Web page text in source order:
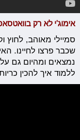
אימוג'י לא רק
סמיילי מאוהב, לחוץ
שכבר פרצו לחיינו.
נמצאים ומהיום גם
ללמוד איך להכין